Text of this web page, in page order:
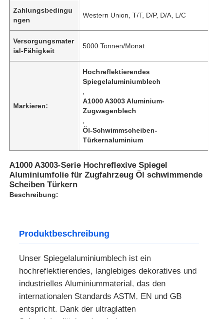
Zahlungsbedingu
ngen
Western Union, T/T, D/P, D/A, L/C
Versorgungsmater
ial-Fähigkeit
5000 Tonnen/Monat
Markieren:
Hochreflektierendes
Spiegelaluminiumblech
A1000 A3003 Aluminium-
Zugwagenblech
Öl-Schwimmscheiben-
Türkernaluminium
A1000 A3003-Serie Hochreflexive Spiegel
Aluminiumfolie für Zugfahrzeug Öl schwimmende
Scheiben Türkern
Beschreibung:
Produktbeschreibung
Unser Spiegelaluminiumblech ist ein
hochreflektierendes, langlebiges dekoratives und
industrielles Aluminiummaterial, das den
internationalen Standards ASTM, EN und GB
entspricht. Dank der ultraglatten